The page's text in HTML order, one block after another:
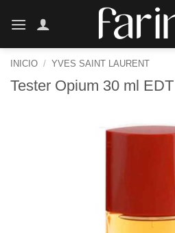
INICIO / YVES SAINT LAURENT
Tester Opium 30 ml EDT